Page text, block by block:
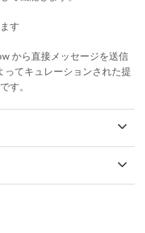
す
から直接メッセージを送信
てキュレーションされた提
す。